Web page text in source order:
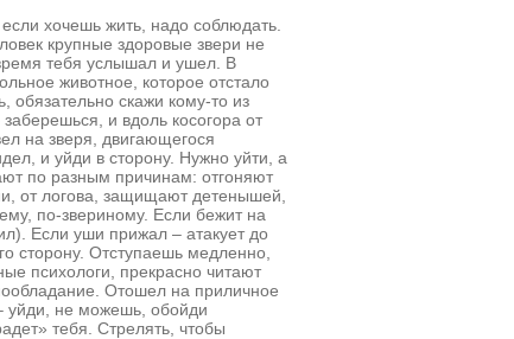
хочешь жить, надо соблюдать.
крупные здоровые звери не
тебя услышал и ушел. В
животное, которое отстало
обязательно скажи кому-то из
и вдоль косогора от
на зверя, двигающегося
и уйди в сторону. Нужно уйти, а
по разным причинам: отгоняют
от логова, защищают детенышей,
по-звериному. Если бежит на
Если уши прижал – атакует до
сторону. Отступаешь медленно,
психологи, прекрасно читают
Отошел на приличное
уйди, не можешь, обойди
тебя. Стрелять, чтобы